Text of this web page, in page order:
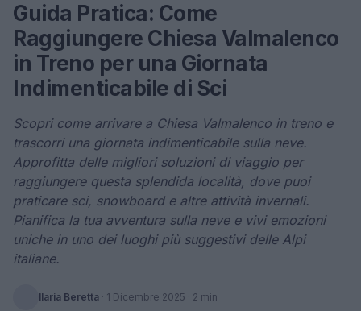
Guida Pratica: Come
Raggiungere Chiesa Valmalenco
in Treno per una Giornata
Indimenticabile di Sci
Scopri come arrivare a Chiesa Valmalenco in treno e
trascorri una giornata indimenticabile sulla neve.
Approfitta delle migliori soluzioni di viaggio per
raggiungere questa splendida località, dove puoi
praticare sci, snowboard e altre attività invernali.
Pianifica la tua avventura sulla neve e vivi emozioni
uniche in uno dei luoghi più suggestivi delle Alpi
italiane.
Ilaria Beretta · 1 Dicembre 2025 · 2 min